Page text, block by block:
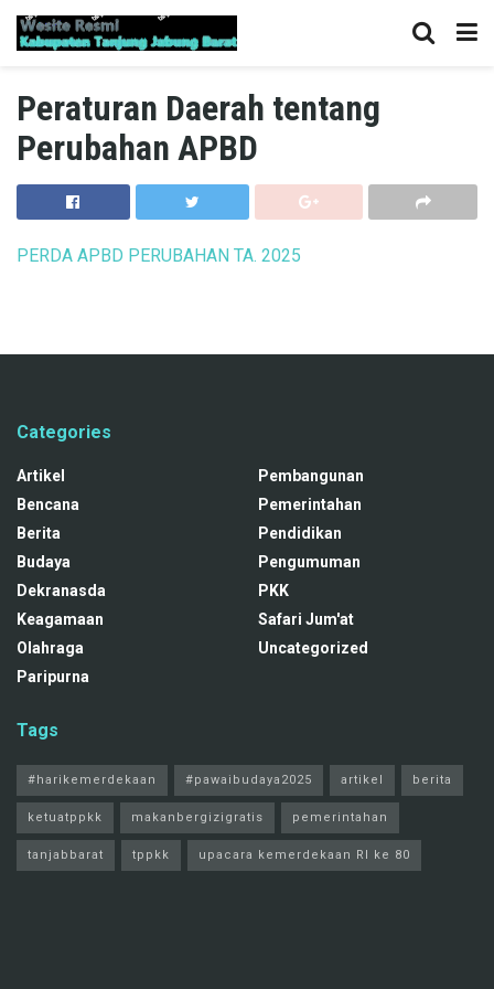
Peraturan Daerah tentang
Perubahan APBD
PERDA APBD PERUBAHAN TA. 2025
Categories
Artikel
Bencana
Berita
Budaya
Dekranasda
Keagamaan
Olahraga
Paripurna
Pembangunan
Pemerintahan
Pendidikan
Pengumuman
PKK
Safari Jum'at
Uncategorized
Tags
#harikemerdekaan #pawaibudaya2025 artikel berita
ketuatppkk makanbergizigratis pemerintahan
tanjabbarat tppkk upacara kemerdekaan RI ke 80